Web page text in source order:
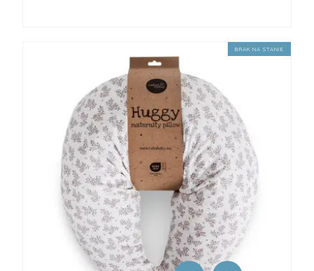
BRAK NA STANIE